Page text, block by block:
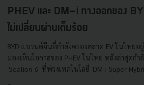
PHEV และ DM-i ทางออกของ
ไม่เปลี่ยนผ่านเต็มร้อย
BYD แบรนด์จีนที่กำลังครองตลาด EV ในไทย
มองเห็นโอกาสของ PHEV ในไทย หลังล่าสุดกำ
'Sealion 6' ที่พ่วงเทคโนโลยี 'DM-i Super